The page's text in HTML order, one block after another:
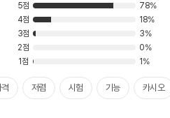
5점
78%
4점
18%
3점
3%
2점
0%
1점
1%
저렴 시험 기능 카시오